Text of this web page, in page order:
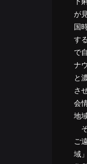
が
国
す
で
ナ
と
さ
会
地
ご
域